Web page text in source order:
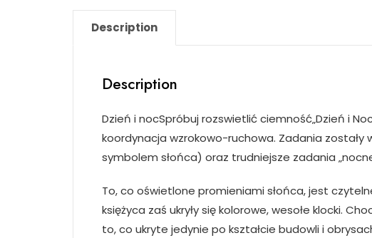
Description
Description
Dzień i nocSpróbuj rozswietlić ciemność„Dzień i
koordynacja wzrokowo-ruchowa. Zadania zostały
symbolem słońca) oraz trudniejsze zadania
To, co oświetlone promieniami słońca, jest
księżyca zaś ukryły się kolorowe, wesołe klocki.
to, co ukryte jedynie po kształcie budowli i